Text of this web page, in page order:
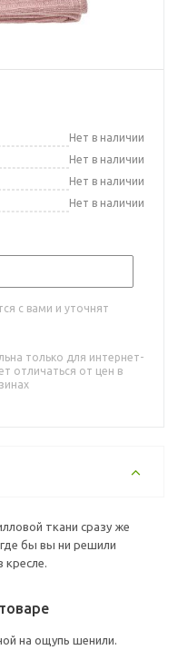
Нет в наличии
Нет в наличии
Нет в наличии
Нет в наличии
с вами и уточнят
только для интернет-
отличаться от цен в
ткани сразу же
бы вы ни решили
на ощупь шенили.